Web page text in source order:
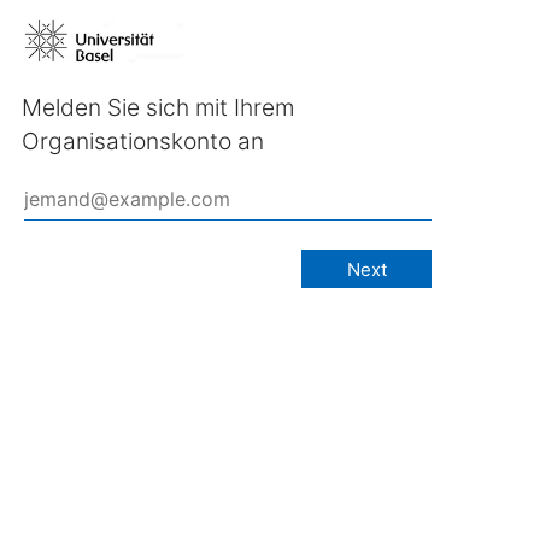
Melden Sie sich mit Ihrem
Organisationskonto an
Next